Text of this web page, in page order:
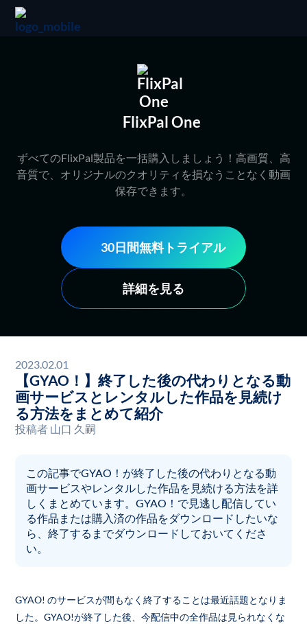
FlixPal One
ずべてのFlixPal製品を一括購入しましょう！高画質、高
音質で、オリジナルのクオリティを損なうことなく動画
保存できます。
30日間無料トライアル
詳細を見る
2023.02.01
【GYAO！】終了した後の代わりとなる動
画サービスとレンタルした作品を見続け
る方法をまとめて紹介
投稿者 山口 久嗣
この記事でGYAO！が終了した後の代わりとなる動
画サービスやレンタルした作品を見続ける方法を詳
しくまとめています。GYAO！で見逃し配信してい
る作品または購入済の作品をダウンロードしたいな
ら、終了するまでダウンロードしておいてくださ
い。
GYAO! のサービスが間もなく終了することは最近話題となりま
した。GYAO!が終了した後、今配信中の全作品は見られなくな